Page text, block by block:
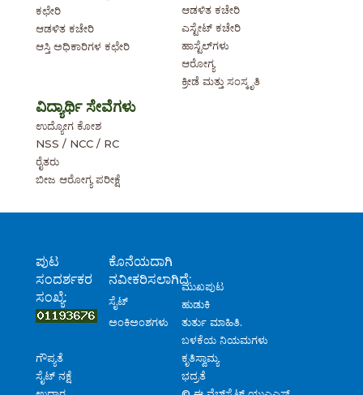
ಕಛೇರಿ
ಆಡಳಿತ ಕಚೇರಿ
ಆಸ್ತಿ ಅಧಿಕಾರಿಗಳ ಕಛೇರಿ
ಆಡಳಿತ ಕಚೇರಿ
ಎಸ್ಟೇಟ್ ಕಚೇರಿ
ಹಾಸ್ಟೆಲ್‌ಗಳು
ಆರೋಗ್ಯ
ಕ್ರೀಡೆ ಮತ್ತು ಸಂಸ್ಕೃತಿ
ವಿದ್ಯಾರ್ಥಿ ಸೇವೆಗಳು
ಉದ್ಯೋಗ ಕೋಶ
NSS / NCC / RC
ರೈತರು
ಬೀಜ ಆರೋಗ್ಯ ಪರೀಕ್ಷೆ
ಪುಟ
ಸಂದರ್ಶಕರ
ಸಂಖ್ಯೆ:
ಕೊನೆಯದಾಗಿ
ನವೀಕರಿಸಲಾಗಿದೆ:
ಸೈಟ್
ಅಂಕಿಅಂಶಗಳು
ಮುಖಪುಟ
ಹುಡುಕಿ
ತುರ್ತು ಮಾಹಿತಿ.
ಬಳಕೆಯ ನಿಯಮಗಳು
ಗೌಪ್ಯತೆ
ಕೃತಿಸ್ವಾಮ್ಯ
ಸೈಟ್ ನಕ್ಷೆ
ಭದ್ರತೆ